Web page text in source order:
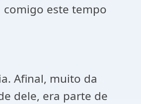
comigo este tempo
Afinal, muito da
dele, era parte de